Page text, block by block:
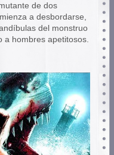
de dos
a desbordarse,
del monstruo
a hombres apetitosos.